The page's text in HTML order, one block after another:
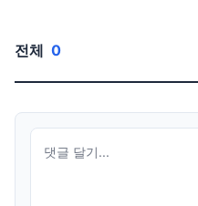
전체 0